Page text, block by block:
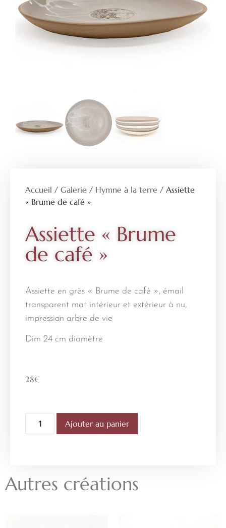
Accueil / Galerie / Hymne à la terre / Assiette
« Brume de café »
Assiette « Brume
de café »
Assiette en grès « Brume de café », émail
transparent mat intérieur et extérieur à nu,
impression arbre de vie
Dim 24 cm diamètre
28€
Ajouter au panier
Autres créations